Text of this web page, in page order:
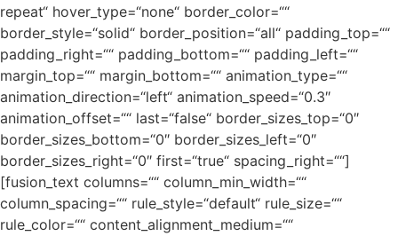
repeat“ hover_type=“none“ border_color=““
border_style=“solid“ border_position=“all“ padding_top=““
padding_right=““ padding_bottom=““ padding_left=““
margin_top=““ margin_bottom=““ animation_type=““
animation_direction=“left“ animation_speed=“0.3″
animation_offset=““ last=“false“ border_sizes_top=“0″
border_sizes_bottom=“0″ border_sizes_left=“0″
border_sizes_right=“0″ first=“true“ spacing_right=““]
[fusion_text columns=““ column_min_width=““
column_spacing=““ rule_style=“default“ rule_size=““
rule_color=““ content_alignment_medium=““